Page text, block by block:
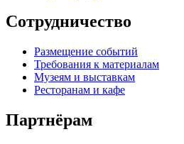
Сотрудничество
Размещение событий
Требования к материалам
Музеям и выставкам
Ресторанам и кафе
Партнёрам